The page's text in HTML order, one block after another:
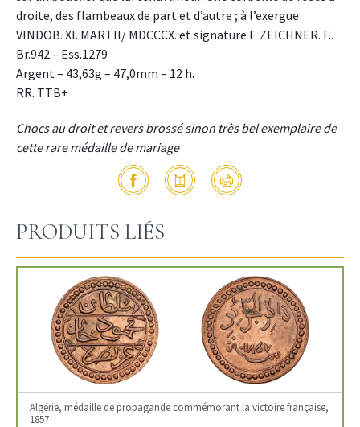
droite, des flambeaux de part et d’autre ; à l’exergue
VINDOB. XI. MARTII/ MDCCCX. et signature F. ZEICHNER. F..
Br.942 – Ess.1279
Argent – 43,63g – 47,0mm – 12 h.
RR. TTB+
Chocs au droit et revers brossé sinon très bel exemplaire de
cette rare médaille de mariage
PRODUITS LIÉS
Algérie, médaille de propagande commémorant la victoire française,
1857